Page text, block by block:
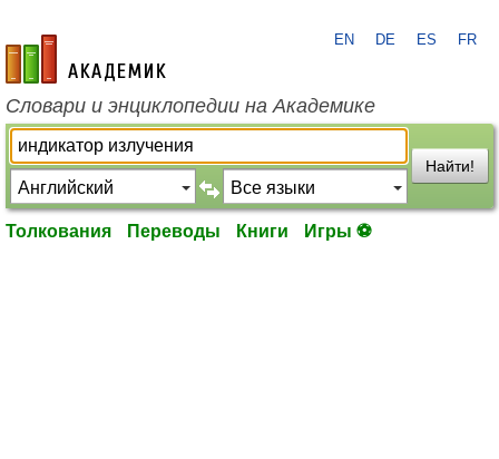
academic.ru
EN DE ES FR
Словари и энциклопедии на Академике
Найти!
Толкования Переводы Книги Игры ⚽